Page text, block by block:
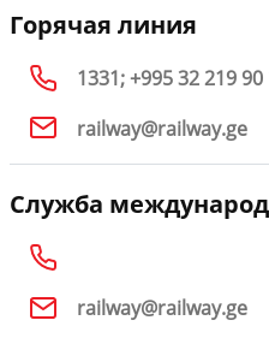
Горячая линия
1331; +995 32 219 90
railway@railway.ge
Служба
railway@railway.ge